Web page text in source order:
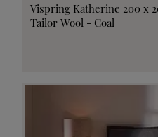
Vispring Katherine 200 x
Tailor Wool - Coal